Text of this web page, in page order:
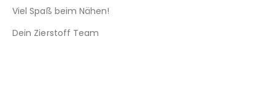
Viel Spaß beim Nähen!
Dein Zierstoff Team